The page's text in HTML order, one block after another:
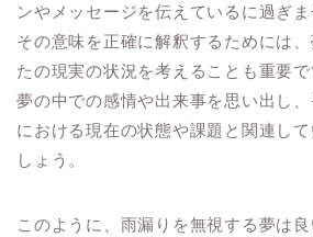
ンやメッセージを伝えているに過ぎま
その意味を正確に解釈するためには
たの現実の状況を考えることも重要で
夢の中での感情や出来事を思い出し
における現在の状態や課題と関連し
しょう。
このように、雨漏りを無視する夢は